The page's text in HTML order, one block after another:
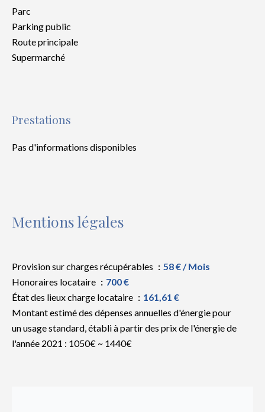
Parc
Parking public
Route principale
Supermarché
Prestations
Pas d'informations disponibles
Mentions légales
Provision sur charges récupérables
58 € / Mois
Honoraires locataire
700 €
État des lieux charge locataire
161,61 €
Montant estimé des dépenses annuelles d'énergie pour
un usage standard, établi à partir des prix de l'énergie de
l'année 2021 : 1050€ ~ 1440€